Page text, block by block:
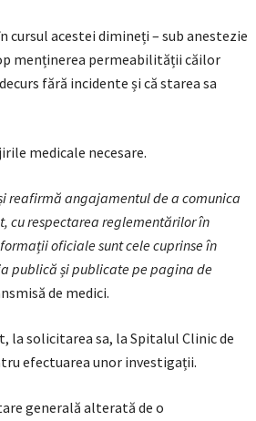
acestei dimineți – sub anestezie
menținerea permeabilității căilor
fără incidente și că starea sa
medicale necesare.
reafirmă angajamentul de a comunica
cu respectarea reglementărilor în
oficiale sunt cele cuprinse în
publică și publicate pe pagina de
de medici.
la solicitarea sa, la Spitalul Clinic de
efectuarea unor investigații.
generală alterată de o